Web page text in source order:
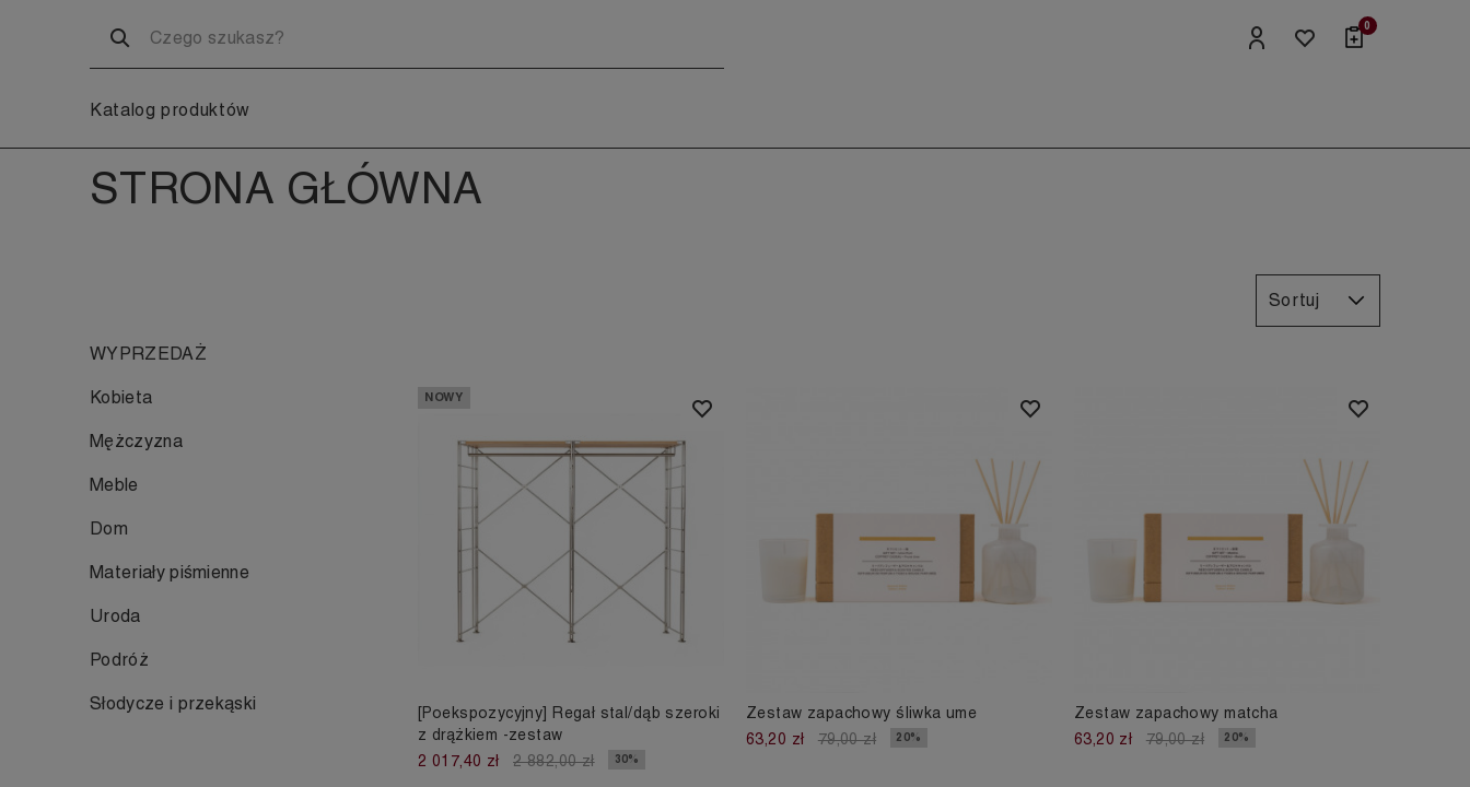
0
Katalog produktów
STRONA GŁÓWNA
WYPRZEDAŻ
Kobieta
Mężczyzna
Meble
Dom
Materiały piśmienne
Uroda
Podróż
Słodycze i przekąski
Sortuj
NOWY
[Poekspozycyjny] Regał stal/dąb szeroki
z drążkiem -zestaw
2 017,40 zł
2 882,00 zł 30%
Zestaw zapachowy śliwka ume
63,20 zł
79,00 zł 20%
Zestaw zapachowy matcha
63,20 zł
79,00 zł 20%